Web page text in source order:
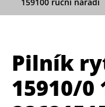
159100 ruční nářadí
Pilník
15910/0